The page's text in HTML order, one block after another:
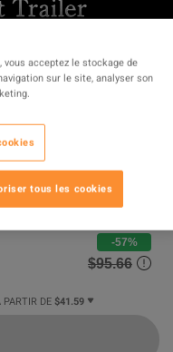
CD Key
-57%
$95.66
DE $41.59
vous acceptez le stockage de
sur le site, analyser son
tous les cookies